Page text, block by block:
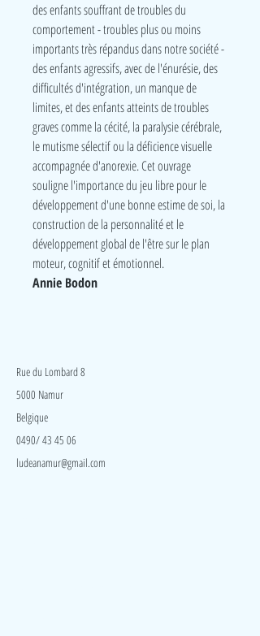
des enfants souffrant de troubles du
comportement - troubles plus ou moins
importants très répandus dans notre société -
des enfants agressifs, avec de l'énurésie, des
difficultés d'intégration, un manque de
limites, et des enfants atteints de troubles
graves comme la cécité, la paralysie cérébrale,
le mutisme sélectif ou la déficience visuelle
accompagnée d'anorexie. Cet ouvrage
souligne l'importance du jeu libre pour le
développement d'une bonne estime de soi, la
construction de la personnalité et le
développement global de l'être sur le plan
moteur, cognitif et émotionnel.
Annie Bodon
Rue du Lombard 8
5000 Namur
Belgique
0490/ 43 45 06
ludeanamur@gmail.com